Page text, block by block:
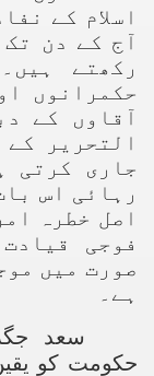
اسلام کے
آج کے دن
رکھتے
حکمرانوں
آقاوں کے
التحریر
جاری کرتی
رہائی اس
اصل خطرہ
فوجی
صورت میں
ہے۔
سعد
حکومت کو